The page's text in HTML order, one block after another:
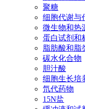
聚糖
细胞代谢与
微生物和热
蛋白试剂和
脂肪酸和脂
碳水化合物
胆汁酸
细胞生长培
氘代药物
15N盐